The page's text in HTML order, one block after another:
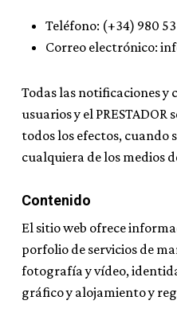
Teléfono: (+34) 980 53
Correo electrónico:
Todas las notificaciones y
usuarios y el PRESTADOR
todos los efectos, cuando
cualquiera de los medios
Contenido
El sitio web ofrece
porfolio de servicios de
fotografía y vídeo,
gráfico y alojamiento y